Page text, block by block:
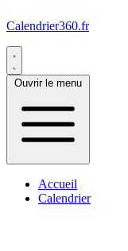
Calendrier360.fr
Ouvrir le menu
Accueil
Calendrier